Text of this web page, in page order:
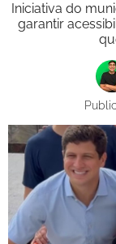
Iniciativa do
garantir